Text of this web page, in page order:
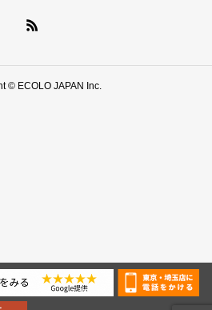
© ECOLO JAPAN Inc.